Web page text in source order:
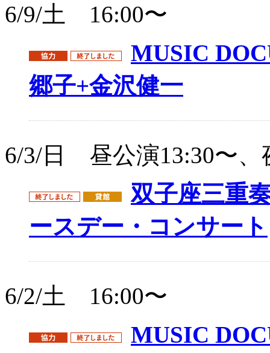
6/9/土 16:00〜
MUSIC
郷子+金沢健一
6/3/日 昼公演13:30〜、
双子座三重
ースデー・コンサート
6/2/土 16:00〜
MUSIC